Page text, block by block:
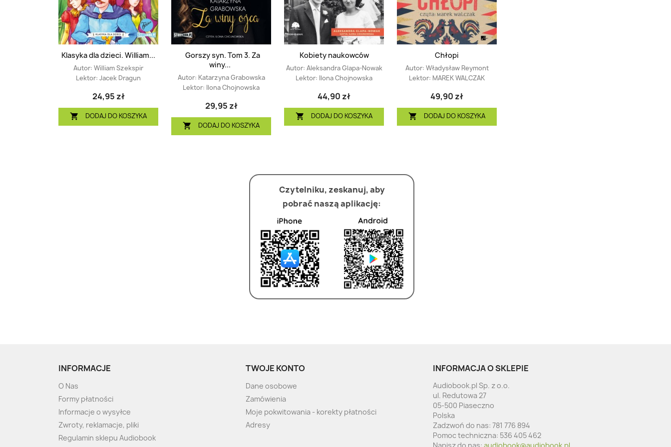
Klasyka dla dzieci. William...
Autor: William Szekspir
Lektor: Jacek Dragun
24,95 zł
 DODAJ DO KOSZYKA
Gorszy syn. Tom 3. Za
winy...
Autor: Katarzyna Grabowska
Lektor: Ilona Chojnowska
29,95 zł
 DODAJ DO KOSZYKA
Kobiety naukowców
Autor: Aleksandra Glapa-Nowak
Lektor: Ilona Chojnowska
44,90 zł
 DODAJ DO KOSZYKA
Chłopi
Autor: Władysław Reymont
Lektor: MAREK WALCZAK
49,90 zł
 DODAJ DO KOSZYKA
Czytelniku, zeskanuj, aby
pobrać naszą aplikację:
INFORMACJE
O Nas
Formy płatności
Informacje o wysyłce
Zwroty, reklamacje, pliki
Regulamin sklepu Audiobook
TWOJE KONTO
Dane osobowe
Zamówienia
Moje pokwitowania - korekty płatności
Adresy
INFORMACJA O SKLEPIE
Audiobook.pl Sp. z o.o.
ul. Redutowa 27
05-500 Piaseczno
Polska
Zadzwoń do nas: 781 776 894
Pomoc techniczna: 536 405 462